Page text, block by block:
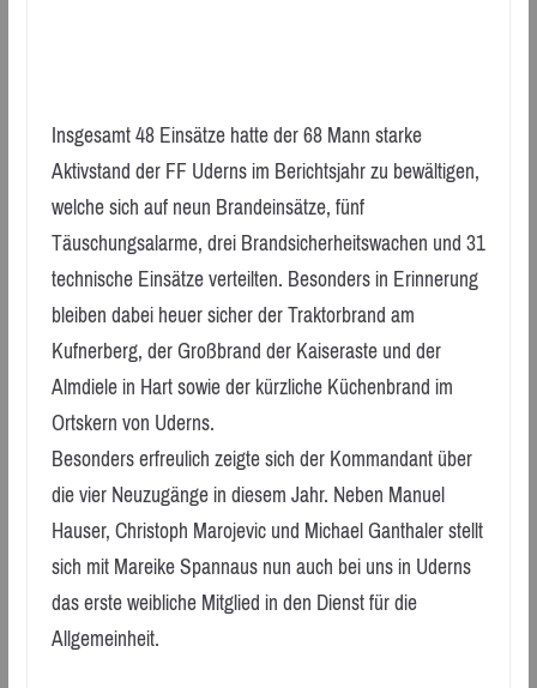
Insgesamt 48 Einsätze hatte der 68 Mann starke
Aktivstand der FF Uderns im Berichtsjahr zu bewältigen,
welche sich auf neun Brandeinsätze, fünf
Täuschungsalarme, drei Brandsicherheitswachen und 31
technische Einsätze verteilten. Besonders in Erinnerung
bleiben dabei heuer sicher der Traktorbrand am
Kufnerberg, der Großbrand der Kaiseraste und der
Almdiele in Hart sowie der kürzliche Küchenbrand im
Ortskern von Uderns.
Besonders erfreulich zeigte sich der Kommandant über
die vier Neuzugänge in diesem Jahr. Neben Manuel
Hauser, Christoph Marojevic und Michael Ganthaler stellt
sich mit Mareike Spannaus nun auch bei uns in Uderns
das erste weibliche Mitglied in den Dienst für die
Allgemeinheit.